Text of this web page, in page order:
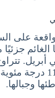
على
في ستافنجر بين 4 إلى
وجبالها.